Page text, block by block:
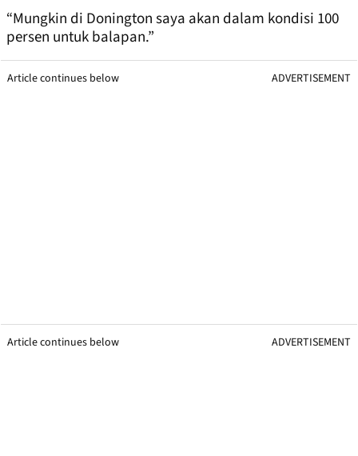
“Mungkin di Donington saya akan dalam kondisi 100
persen untuk balapan.”
Article continues below ADVERTISEMENT
Article continues below ADVERTISEMENT